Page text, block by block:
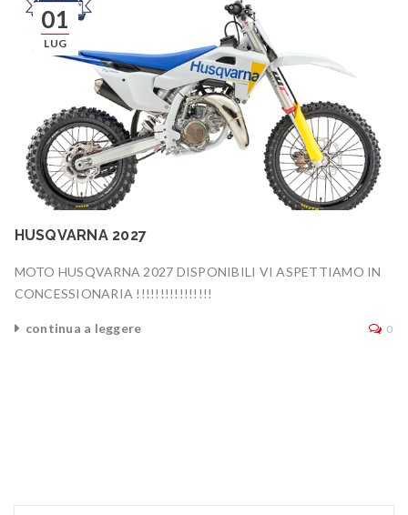
01
LUG
HUSQVARNA 2027
MOTO HUSQVARNA 2027 DISPONIBILI VI ASPETTIAMO IN
CONCESSIONARIA !!!!!!!!!!!!!!!!
continua a leggere 0